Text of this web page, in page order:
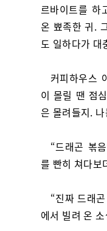
르바이트를 하
온 뾰족한 귀.
도 일하다가 대
커피하우스
이 몰릴 땐 점
은 몰려들지.
“드래곤 볶
를 빤히 쳐다보
“진짜 드래
에서 빌려 온